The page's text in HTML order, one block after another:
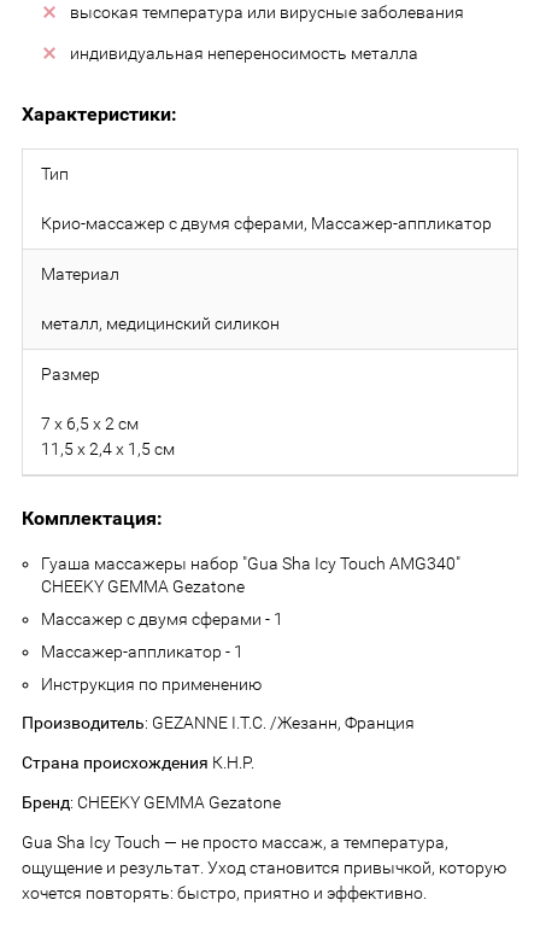
высокая температура или вирусные заболевания
индивидуальная непереносимость металла
Характеристики:
Тип
Крио-массажер с двумя сферами, Массажер-аппликатор
Материал
металл, медицинский силикон
Размер
7 х 6,5 х 2 см
11,5 х 2,4 х 1,5 см
Комплектация:
Гуаша массажеры набор "Gua Sha Icy Touch AMG340"
CHEEKY GEMMA Gezatone
Массажер с двумя сферами - 1
Массажер-аппликатор - 1
Инструкция по применению
Производитель: GEZANNE I.T.C. /Жезанн, Франция
Страна происхождения К.Н.Р.
Бренд: CHEEKY GEMMA Gezatone
Gua Sha Icy Touch — не просто массаж, а температура,
ощущение и результат. Уход становится привычкой, которую
хочется повторять: быстро, приятно и эффективно.